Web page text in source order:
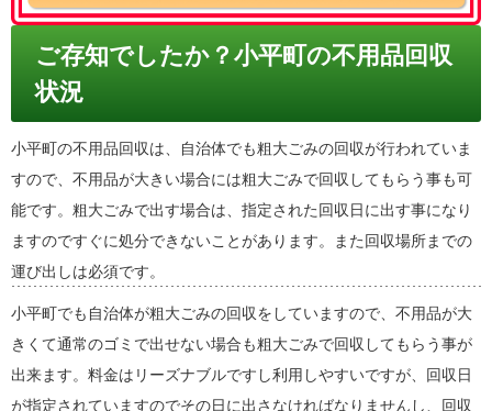
ご存知でしたか？小平町の不用品回収
状況
小平町の不用品回収は、自治体でも粗大ごみの回収が行われていま
すので、不用品が大きい場合には粗大ごみで回収してもらう事も可
能です。粗大ごみで出す場合は、指定された回収日に出す事になり
ますのですぐに処分できないことがあります。また回収場所までの
運び出しは必須です。
小平町でも自治体が粗大ごみの回収をしていますので、不用品が大
きくて通常のゴミで出せない場合も粗大ごみで回収してもらう事が
出来ます。料金はリーズナブルですし利用しやすいですが、回収日
が指定されていますのでその日に出さなければなりませんし、回収